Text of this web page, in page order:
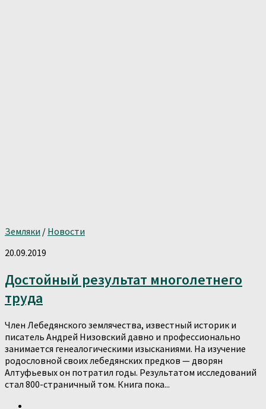
Земляки / Новости
20.09.2019
Достойный результат многолетнего
труда
Член Лебедянского землячества, известный историк и
писатель Андрей Низовский давно и профессионально
занимается генеалогическими изысканиями. На изучение
родословной своих лебедянских предков — дворян
Алтуфьевых он потратил годы. Результатом исследований
стал 800-страничный том. Книга пока...